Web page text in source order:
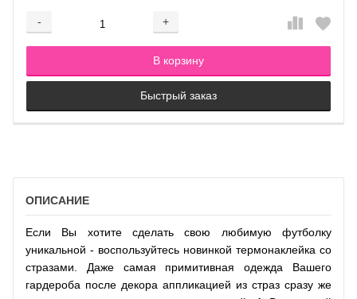
- +
Добавляется...
В корзину
Добавлен
Быстрый заказ
ОПИСАНИЕ
Если Вы хотите сделать свою любимую футболку
уникальной - воспользуйтесь новинкой термонаклейка со
стразами. Даже самая примитивная одежда Вашего
гардероба после декора аппликацией из страз сразу же